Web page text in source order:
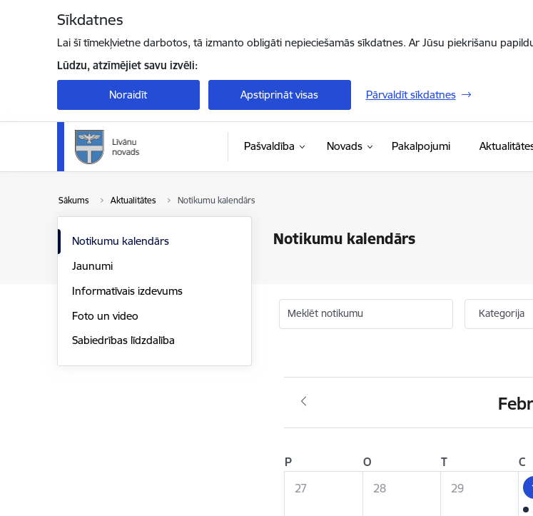
Sīkdatnes
Lai šī tīmekļvietne darbotos, tā izmanto obligāti nepieciešamās sīkdatnes. Ar Jūsu piekrišanu
Lūdzu, atzīmējiet savu izvēli:
Noraidīt Apstiprināt visas Pārvaldīt sīkdatnes
Pašvaldība Novads Pakalpojumi
Sākums Aktualitātes Notikumu kalendārs
Notikumu kalendārs
Notikumu kalendārs
Jaunumi
Informatīvais izdevums
Foto un video
Sabiedrības līdzdalība
Meklēt notikumu Kategorija
P O T C
27
28 29